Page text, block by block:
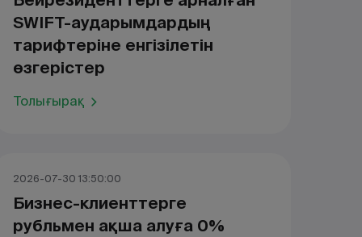
SWIFT-аударымдардың
тарифтеріне енгізілетін
өзгерістер
Толығырақ
2026-07-30 13:50:00
Бизнес-клиенттерге
рубльмен ақша алуға 0%